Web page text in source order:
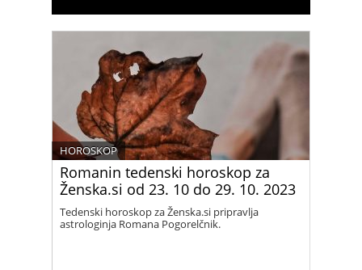
Romanin tedenski horoskop za
Ženska.si od 23. 10 do 29. 10. 2023
HOROSKOP
Tedenski horoskop za Ženska.si pripravlja
astrologinja Romana Pogorelčnik.